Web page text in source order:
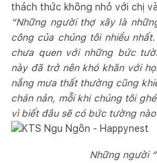
thách thức không nhỏ với chị
“Những người thợ xây là
công của chúng tôi nhiều
chưa quen với những bức
này đã trở nên khó khăn với
nắng mưa thất thường cũng
chán nản, mỗi khi chúng tôi
vì biết đâu sẽ có bức tường
Những người